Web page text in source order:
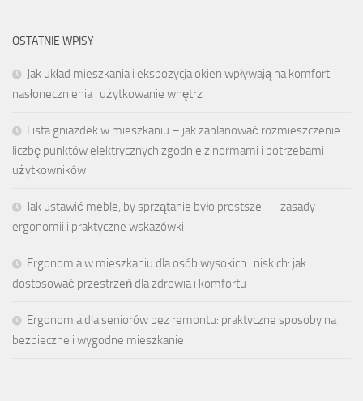
OSTATNIE WPISY
Jak układ mieszkania i ekspozycja okien wpływają na komfort
nasłonecznienia i użytkowanie wnętrz
Lista gniazdek w mieszkaniu – jak zaplanować rozmieszczenie i
liczbę punktów elektrycznych zgodnie z normami i potrzebami
użytkowników
Jak ustawić meble, by sprzątanie było prostsze — zasady
ergonomii i praktyczne wskazówki
Ergonomia w mieszkaniu dla osób wysokich i niskich: jak
dostosować przestrzeń dla zdrowia i komfortu
Ergonomia dla seniorów bez remontu: praktyczne sposoby na
bezpieczne i wygodne mieszkanie